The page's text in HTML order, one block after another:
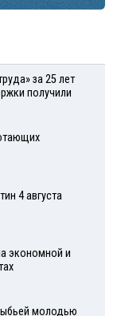
за 25 лет
получили
4 августа
экономной и
молодью